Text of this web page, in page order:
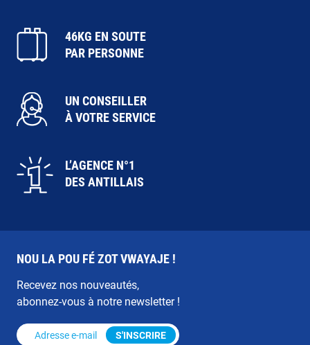
46KG EN SOUTE
PAR PERSONNE
UN CONSEILLER
À VOTRE SERVICE
L’AGENCE N°1
DES ANTILLAIS
NOU LA POU FÉ ZOT VWAYAJE !
Recevez nos nouveautés,
abonnez-vous à notre newsletter !
Adresse e-mail * S'INSCRIRE